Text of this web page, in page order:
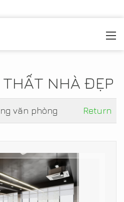
NHÀ ĐẸP
văn phòng Return